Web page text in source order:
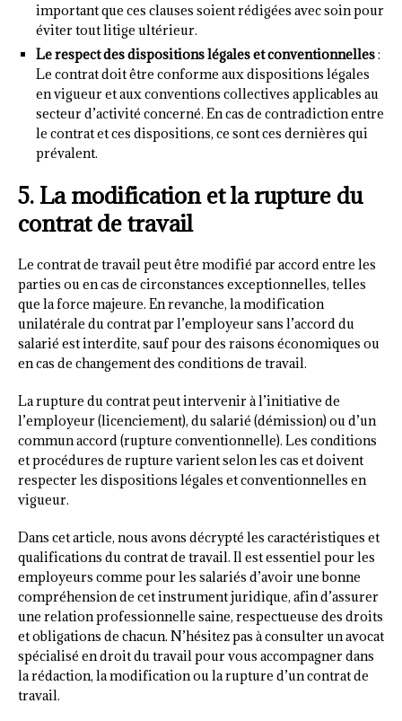
important que ces clauses soient rédigées avec soin pour
éviter tout litige ultérieur.
Le respect des dispositions légales et conventionnelles:
Le contrat doit être conforme aux dispositions légales
en vigueur et aux conventions collectives applicables au
secteur d’activité concerné. En cas de contradiction entre
le contrat et ces dispositions, ce sont ces dernières qui
prévalent.
5. La modification et la rupture du
contrat de travail
Le contrat de travail peut être modifié par accord entre les
parties ou en cas de circonstances exceptionnelles, telles
que la force majeure. En revanche, la modification
unilatérale du contrat par l’employeur sans l’accord du
salarié est interdite, sauf pour des raisons économiques ou
en cas de changement des conditions de travail.
La rupture du contrat peut intervenir à l’initiative de
l’employeur (licenciement), du salarié (démission) ou d’un
commun accord (rupture conventionnelle). Les conditions
et procédures de rupture varient selon les cas et doivent
respecter les dispositions légales et conventionnelles en
vigueur.
Dans cet article, nous avons décrypté les caractéristiques et
qualifications du contrat de travail. Il est essentiel pour les
employeurs comme pour les salariés d’avoir une bonne
compréhension de cet instrument juridique, afin d’assurer
une relation professionnelle saine, respectueuse des droits
et obligations de chacun. N’hésitez pas à consulter un avocat
spécialisé en droit du travail pour vous accompagner dans
la rédaction, la modification ou la rupture d’un contrat de
travail.